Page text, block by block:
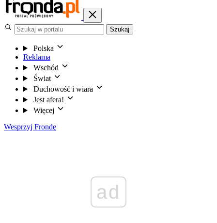
Szukaj
Polska
Reklama
Wschód
Świat
Duchowość i wiara
Jest afera!
Więcej
Wesprzyj Frondę
ad